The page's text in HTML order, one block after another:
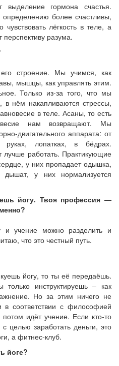
выделение гормона счастья.
более счастливы,
лёгкость в теле, а
разума.
строение. Мы учимся, как
мышцы, как управлять этим.
Только из-за того, что мы
в нём накапливаются стрессы,
в теле. Асаны, то есть
нам возвращают. Мы
двигательного аппарата: от
лопатках, в бёдрах.
лучше работать. Практикующие
у них пропадает одышка,
у них нормализуется
йогу. Твоя профессия —
и учение можно разделить и
что это честный путь.
йогу, то ты её передаёшь.
инструктируешь – как
Но за этим ничего не
соответствии с философией
идёт учение. Если кто-то
целью заработать деньги, это
а фитнес-клуб.
йоге?